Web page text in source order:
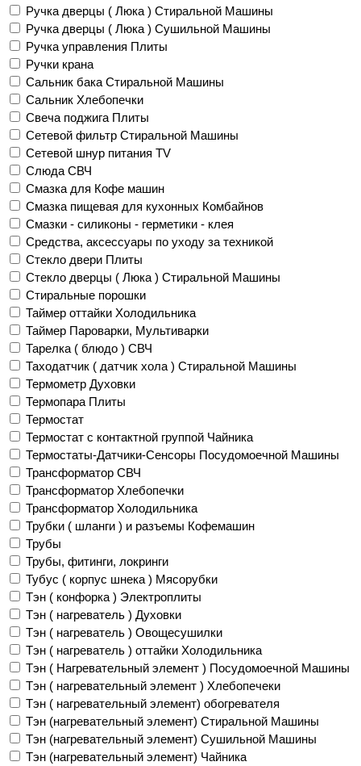
Ручка дверцы ( Люка ) Стиральной Машины
Ручка дверцы ( Люка ) Сушильной Машины
Ручка управления Плиты
Ручки крана
Сальник бака Стиральной Машины
Сальник Хлебопечки
Свеча поджига Плиты
Сетевой фильтр Стиральной Машины
Сетевой шнур питания TV
Слюда СВЧ
Смазка для Кофе машин
Смазка пищевая для кухонных Комбайнов
Смазки - силиконы - герметики - клея
Средства, аксессуары по уходу за техникой
Стекло двери Плиты
Стекло дверцы ( Люка ) Стиральной Машины
Стиральные порошки
Таймер оттайки Холодильника
Таймер Пароварки, Мультиварки
Тарелка ( блюдо ) СВЧ
Таходатчик ( датчик хола ) Стиральной Машины
Термометр Духовки
Термопара Плиты
Термостат
Термостат с контактной группой Чайника
Термостаты-Датчики-Сенсоры Посудомоечной Машины
Трансформатор СВЧ
Трансформатор Хлебопечки
Трансформатор Холодильника
Трубки ( шланги ) и разъемы Кофемашин
Трубы
Трубы, фитинги, локринги
Тубус ( корпус шнека ) Мясорубки
Тэн ( конфорка ) Электроплиты
Тэн ( нагреватель ) Духовки
Тэн ( нагреватель ) Овощесушилки
Тэн ( нагреватель ) оттайки Холодильника
Тэн ( Нагревательный элемент ) Посудомоечной Машины
Тэн ( нагревательный элемент ) Хлебопечеки
Тэн ( нагревательный элемент) обогревателя
Тэн (нагревательный элемент) Стиральной Машины
Тэн (нагревательный элемент) Сушильной Машины
Тэн (нагревательный элемент) Чайника